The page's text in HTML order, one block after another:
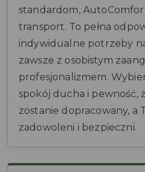
standardom,
transport. To pełna
indywidualne potrzeby
zawsze z osobistym
profesjonalizmem.
spokój ducha i pewność,
zostanie dopracowany, a
zadowoleni i bezpieczni.